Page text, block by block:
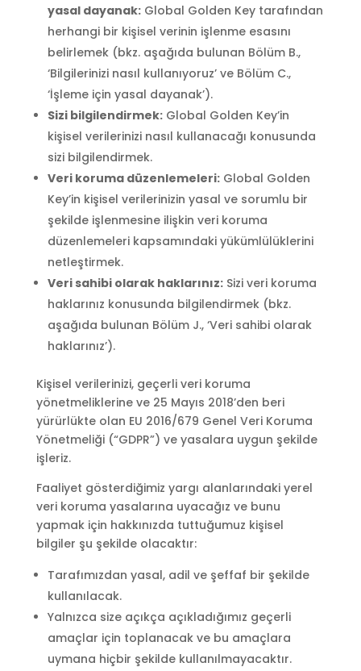
yasal dayanak:Global Golden Key tarafından
herhangi bir kişisel verinin işlenme esasını
belirlemek (bkz. aşağıda bulunan Bölüm B.,
‘Bilgilerinizi nasıl kullanıyoruz’ ve Bölüm C.,
‘İşleme için yasal dayanak’).
Sizi bilgilendirmek:Global Golden Key’in
kişisel verilerinizi nasıl kullanacağı konusunda
sizi bilgilendirmek.
Veri koruma düzenlemeleri:Global Golden
Key’in kişisel verilerinizin yasal ve sorumlu bir
şekilde işlenmesine ilişkin veri koruma
düzenlemeleri kapsamındaki yükümlülüklerini
netleştirmek.
Veri sahibi olarak haklarınız:Sizi veri koruma
haklarınız konusunda bilgilendirmek (bkz.
aşağıda bulunan Bölüm J., ‘Veri sahibi olarak
haklarınız’).
Kişisel verilerinizi, geçerli veri koruma
yönetmeliklerine ve 25 Mayıs 2018’den beri
yürürlükte olan EU 2016/679 Genel Veri Koruma
Yönetmeliği (“GDPR”) ve yasalara uygun şekilde
işleriz.
Faaliyet gösterdiğimiz yargı alanlarındaki yerel
veri koruma yasalarına uyacağız ve bunu
yapmak için hakkınızda tuttuğumuz kişisel
bilgiler şu şekilde olacaktır:
Tarafımızdan yasal, adil ve şeffaf bir şekilde
kullanılacak.
Yalnızca size açıkça açıkladığımız geçerli
amaçlar için toplanacak ve bu amaçlara
uymana hiçbir şekilde kullanılmayacaktır.